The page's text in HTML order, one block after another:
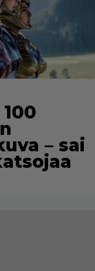
– sai